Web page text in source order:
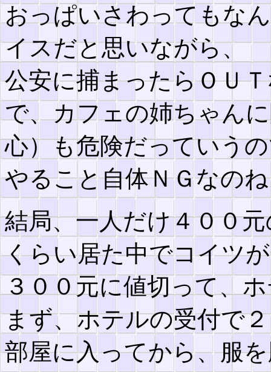
おっぱいさわってもな
イスだと思いながら、
公安に捕まったらＯＵ
で、カフェの姉ちゃん
心）も危険だっていう
やること自体ＮＧなの
結局、一人だけ４００
くらい居た中でコイツ
３００元に値切って、
まず、ホテルの受付で
部屋に入ってから、服